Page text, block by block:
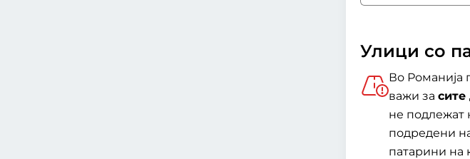
Улици со
Во Романија
важи за
не подлежат
подредени
патарини на